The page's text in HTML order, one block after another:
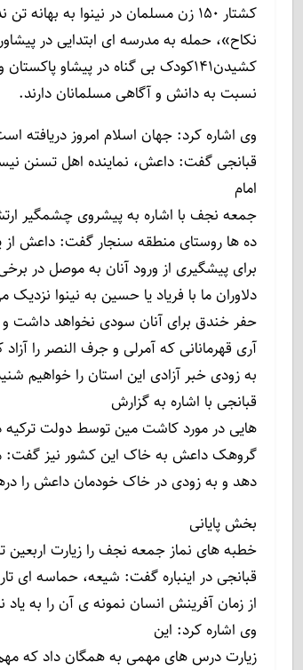
کشتار 150 زن مسلمان در نینوا به بهانه تن ندادن به بدعت موسوم به «جهاد
نکاح»، حمله به مدرسه ای ابتدایی در
کشیدن141کودک بی گناه در پیشاو پاکستان و… تنها به خاطر بغض و کینه ای که
نسبت به دانش و آگاهی مسلمانان دارند.
وی اشاره کرد: جهان اسلام امروز دریافته
قبانجی گفت: داعش، نماینده اهل تسنن
امام
جمعه نجف با اشاره به پیشروی چشمگیر
ده ها روستای منطقه سنجار گفت: داعش از
برای پیشگیری از ورود آنان به موصل در
دلاوران ما با فریاد یا حسین به نینوا
حفر خندق برای آنان سودی نخواهد داشت و
آری قهرمانانی که آمرلی و جرف النصر را
به زودی خبر آزادی این استان را خواهیم
قبانجی با اشاره به گزارش
هایی در مورد کاشت مین توسط دولت ترکیه
گروهک داعش به خاک این کشور نیز گفت:
دهد و به زودی در خاک خودمان داعش را
بخش پایانی
خطبه های نماز جمعه نجف را زیارت
قبانجی در اینباره گفت: شیعه، حماسه ای
از زمان آفرینش انسان نمونه ی آن را به یاد
وی اشاره کرد: این
زیارت درس های مهمی به همگان داد که